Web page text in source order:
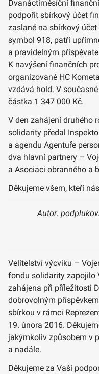
Dvanáctiměsíční
podpořit sbírkový účet
zaslané na sbírkový
symbol 918, patří
a pravidelným
K navýšení finančních
organizované HC
vzdává hold. V
částka 1 347 000 Kč.
V den zahájení druhého
solidarity předal
a agendu Agentuře
dva hlavní partnery –
a Asociaci obranného a
Děkujeme všem, kteří
Autor:
Velitelství výcviku –
fondu solidarity zapojilo
zahájena při příležitosti
dobrovolným
sbírkou v rámci
19. února 2016.
jakýmkoliv způsobem v
a nadále.
Děkujeme za Vaši